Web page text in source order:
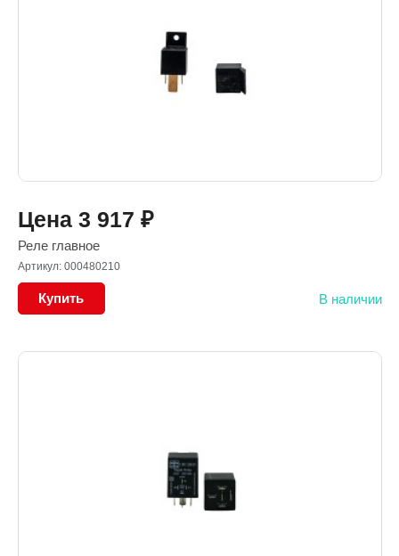
Цена 3 917 ₽
Реле главное
Артикул: 000480210
Купить В наличии